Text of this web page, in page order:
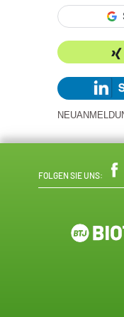
FOLGEN SIE UNS: